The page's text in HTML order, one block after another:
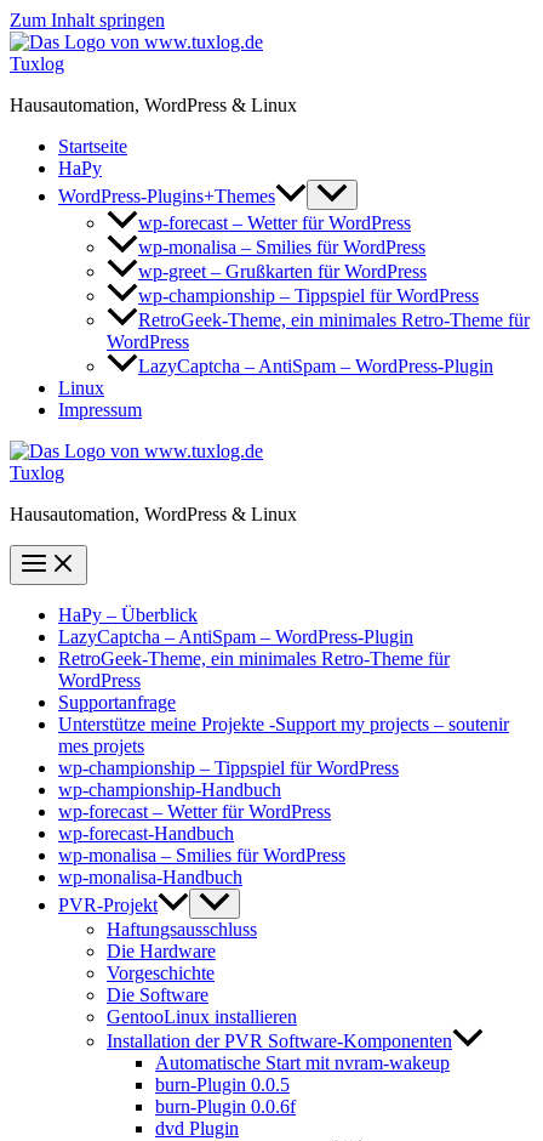
Zum Inhalt springen
Tuxlog
Hausautomation, WordPress & Linux
Startseite
HaPy
WordPress-Plugins+Themes
wp-forecast – Wetter für WordPress
wp-monalisa – Smilies für WordPress
wp-greet – Grußkarten für WordPress
wp-championship – Tippspiel für WordPress
RetroGeek-Theme, ein minimales Retro-Theme für
WordPress
LazyCaptcha – AntiSpam – WordPress-Plugin
Linux
Impressum
Tuxlog
Hausautomation, WordPress & Linux
HaPy – Überblick
LazyCaptcha – AntiSpam – WordPress-Plugin
RetroGeek-Theme, ein minimales Retro-Theme für
WordPress
Supportanfrage
Unterstütze meine Projekte -Support my projects – soutenir
mes projets
wp-championship – Tippspiel für WordPress
wp-championship-Handbuch
wp-forecast – Wetter für WordPress
wp-forecast-Handbuch
wp-monalisa – Smilies für WordPress
wp-monalisa-Handbuch
PVR-Projekt
Haftungsausschluss
Die Hardware
Vorgeschichte
Die Software
GentooLinux installieren
Installation der PVR Software-Komponenten
Automatische Start mit nvram-wakeup
burn-Plugin 0.0.5
burn-Plugin 0.0.6f
dvd Plugin